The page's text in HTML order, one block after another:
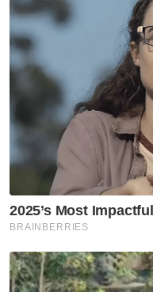
Pendapat
80
Pendapat
lawan